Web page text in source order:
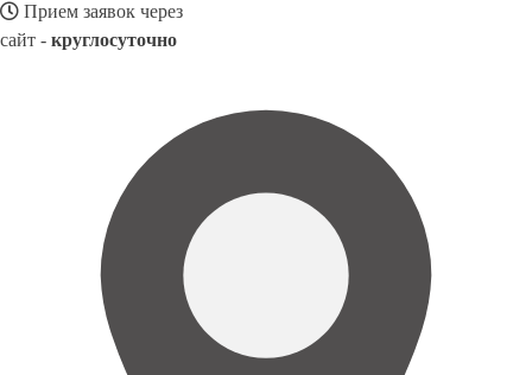
Прием заявок через
сайт - круглосуточно